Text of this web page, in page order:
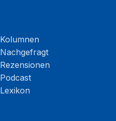
Kolumnen
Nachgefragt
Rezensionen
Podcast
Lexikon